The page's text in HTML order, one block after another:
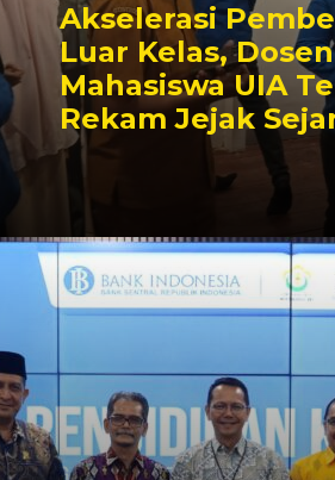
Akselerasi
Luar Kelas,
Mahasiswa UIA
Rekam Jejak